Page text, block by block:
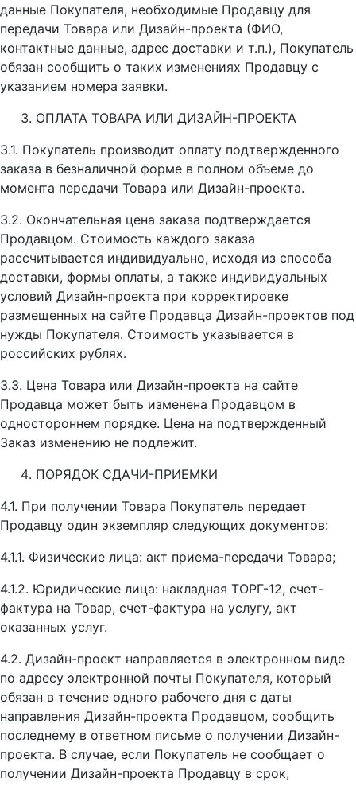
данные Покупателя, необходимые Продавцу для
передачи Товара или Дизайн-проекта (ФИО,
контактные данные, адрес доставки и т.п.), Покупатель
обязан сообщить о таких изменениях Продавцу с
указанием номера заявки.
ОПЛАТА ТОВАРА ИЛИ ДИЗАЙН-ПРОЕКТА
3.1. Покупатель производит оплату подтвержденного
заказа в безналичной форме в полном объеме до
момента передачи Товара или Дизайн-проекта.
3.2. Окончательная цена заказа подтверждается
Продавцом. Стоимость каждого заказа
рассчитывается индивидуально, исходя из способа
доставки, формы оплаты, а также индивидуальных
условий Дизайн-проекта при корректировке
размещенных на сайте Продавца Дизайн-проектов под
нужды Покупателя. Стоимость указывается в
российских рублях.
3.3. Цена Товара или Дизайн-проекта на сайте
Продавца может быть изменена Продавцом в
одностороннем порядке. Цена на подтвержденный
Заказ изменению не подлежит.
ПОРЯДОК СДАЧИ-ПРИЕМКИ
4.1. При получении Товара Покупатель передает
Продавцу один экземпляр следующих документов:
4.1.1. Физические лица: акт приема-передачи Товара;
4.1.2. Юридические лица: накладная ТОРГ-12, счет-
фактура на Товар, счет-фактура на услугу, акт
оказанных услуг.
4.2. Дизайн-проект направляется в электронном виде
по адресу электронной почты Покупателя, который
обязан в течение одного рабочего дня с даты
направления Дизайн-проекта Продавцом, сообщить
последнему в ответном письме о получении Дизайн-
проекта. В случае, если Покупатель не сообщает о
получении Дизайн-проекта Продавцу в срок,